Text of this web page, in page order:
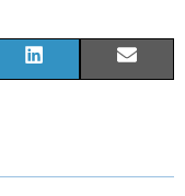
K I